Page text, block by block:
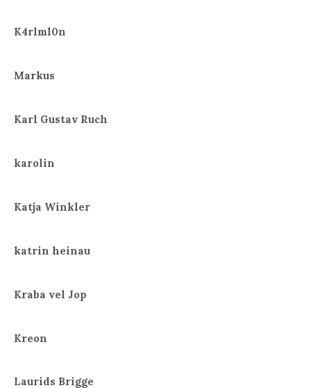
K4rlml0n
Markus
Karl Gustav Ruch
karolin
Katja Winkler
katrin heinau
Kraba vel Jop
Kreon
Laurids Brigge